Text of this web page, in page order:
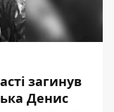
загинув
Денис